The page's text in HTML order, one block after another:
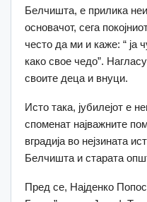
Белчишта, е прилика
основачот, сега
често да ми и каже: “ ја
како свое чедо”.
своите деца и внуци.
Исто така, јубилејот е
споменат најважните
вградија во нејзината
Белчишта и старата
Пред се, Најденко